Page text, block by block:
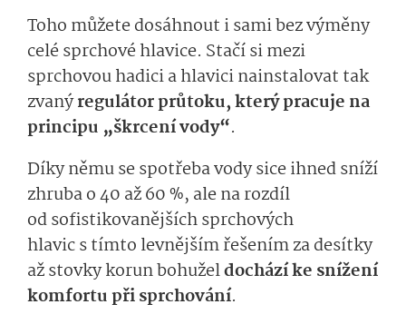
Toho můžete dosáhnout i sami bez výměny
celé sprchové hlavice. Stačí si mezi
sprchovou hadici a hlavici nainstalovat tak
zvanýregulátor průtoku, který pracuje na
principu „škrcení vody“.
Díky němu se spotřebavody siceihned sníží
zhruba o 40 až 60 %, ale na rozdíl
odsofistikova­nějšíchsprcho­vých
hlavicstímto lev­nějším řešenímza desítky
až stovky korunbohuželdochá­zí ke snížení
komfortu při sprchování.